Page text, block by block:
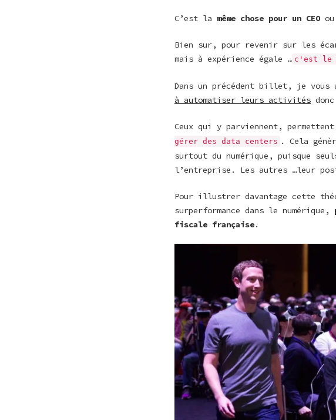
C’est la même chose pour un CEO
Bien sur, pour revenir sur les
mais à expérience égale … c'est le
Dans un précédent billet, je vous
à automatiser leurs activités
Ceux qui y parviennent,
gérer des data centers . Cela
surtout du numérique, puisque
l’entreprise. Les autres …leur
Pour illustrer davantage cette
surperformance dans le numérique,
fiscale française.